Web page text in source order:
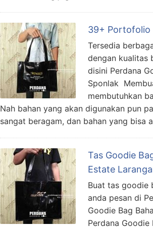
39+ Portofolio
Tersedia
dengan kualitas
disini Perdana
Sponlak
membutuhkan
Nah bahan yang akan digunakan pun
sangat beragam, dan bahan yang bisa
Tas Goodie
Estate
Buat tas goodie
anda pesan di
Goodie Bag
Perdana